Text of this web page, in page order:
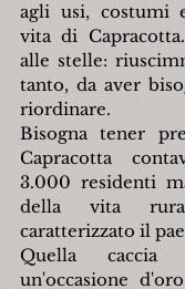
agli usi, costumi
vita di
alle stelle:
tanto, da aver
riordinare.
Bisogna tener
Capracotta
3.000 residenti
della vita
caratterizzato il
Quella
un'occasione